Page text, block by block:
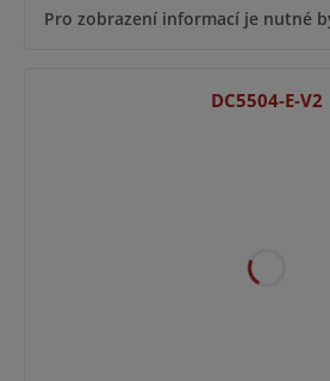
Pro zobrazení informací je nutné
DC5504-E-V2